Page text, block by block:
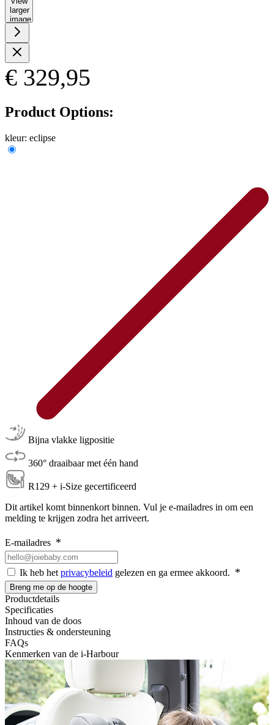
larger
image
€ 329,95
Product Options:
kleur: eclipse
Bijna vlakke ligpositie
360° draaibaar met één hand
R129 + i-Size gecertificeerd
Dit artikel komt binnenkort binnen. Vul je e-mailadres in om een
melding te krijgen zodra het arriveert.
E-mailadres
Ik heb het privacybeleid gelezen en ga ermee akkoord.
Breng me op de hoogte
Productdetails
Specificaties
Inhoud van de doos
Instructies & ondersteuning
FAQs
Kenmerken van de i-Harbour